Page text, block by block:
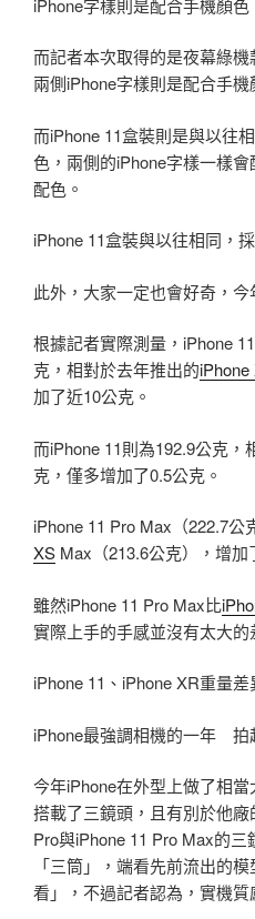
iPhone字樣則是配合手機顏色
而記者本次取得的是夜幕綠機
兩側iPhone字樣則是配合手
而iPhone 11盒裝則是與以往
色，兩側的iPhone字樣一樣
配色。
iPhone 11盒裝與以往相同，
此外，大家一定也會好奇，今
根據記者實際測量，iPhone
克，相對於去年推出的iPhone
加了近10公克。
而iPhone 11則為192.9公克，
克，僅多增加了0.5公克。
iPhone 11 Pro Max（222.7公
XS Max（213.6公克），增加
雖然iPhone 11 Pro Max比
實際上手的手感並沒有太大的
iPhone 11、iPhone XR重量差
iPhone最強調相機的一年 拍
今年iPhone在外型上做了相
搭載了三鏡頭，且有別於他
Pro與iPhone 11 Pro Max的
「三筒」，端看先前流出的
看」，不過記者認為，實機質